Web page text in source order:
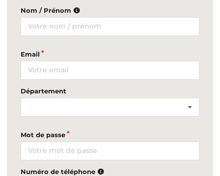
Nom / Prénom
Email
Département
Mot de passe
Numéro de téléphone